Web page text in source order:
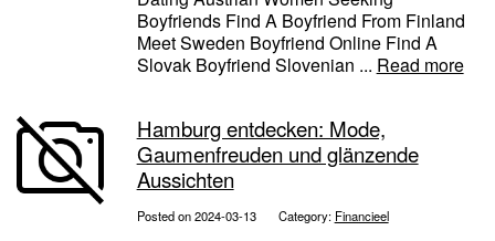
Boyfriends Find A Boyfriend From Finland
Meet Sweden Boyfriend Online Find A
Slovak Boyfriend Slovenian ... Read more
Hamburg entdecken: Mode,
Gaumenfreuden und glänzende
Aussichten
Posted on 2024-03-13 Category: Financieel